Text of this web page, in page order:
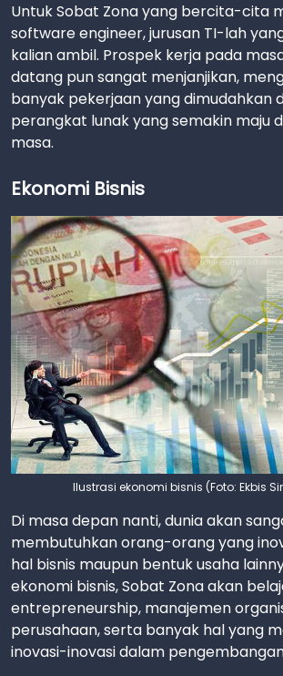
Untuk Sobat Zona yang bercita-cita
software engineer, jurusan TI-lah
kalian ambil. Prospek kerja pada
datang pun sangat menjanjikan,
banyak pekerjaan yang dimudahkan
perangkat lunak yang semakin maju
masa.
Ekonomi Bisnis
Ilustrasi ekonomi bisnis (Foto: Ekbis
Di masa depan nanti, dunia akan
membutuhkan orang-orang yang
hal bisnis maupun bentuk usaha
ekonomi bisnis, Sobat Zona akan
entrepreneurship, manajemen
perusahaan, serta banyak hal yang
inovasi-inovasi dalam